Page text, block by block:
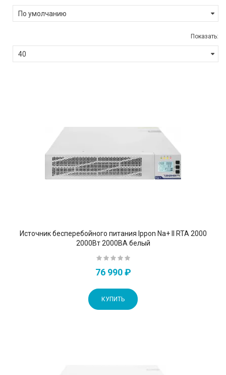
Показать:
Источник бесперебойного питания Ippon Na+ II RTA 2000
2000Вт 2000ВА белый
76 990 ₽
КУПИТЬ